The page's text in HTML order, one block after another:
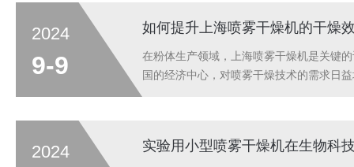
2024
9-9
如何提升上海喷雾干燥机的干燥
在粉体生产领域，上海喷雾干燥机是关键
国的经济中心，对喷雾干燥技术的需求日
2024 实验用小型喷雾干燥机在生物科